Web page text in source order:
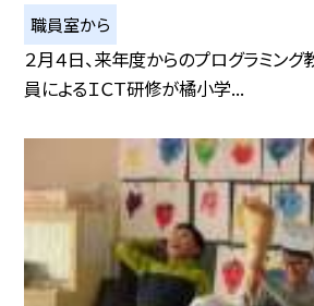
職員室から
２月４日、来年度からのプログラミン
員によるＩＣＴ研修が橘小学...